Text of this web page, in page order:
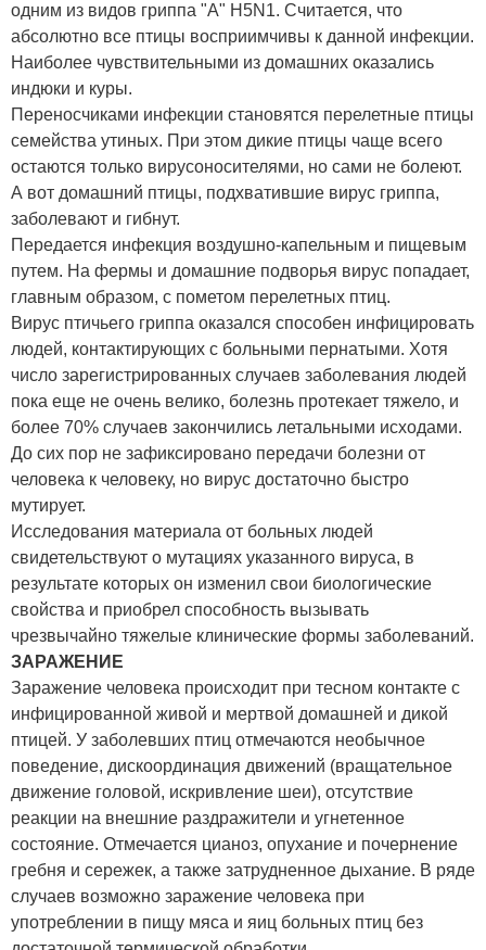
одним из видов гриппа "А" H5N1. Считается, что
абсолютно все птицы восприимчивы к данной инфекции.
Наиболее чувствительными из домашних оказались
индюки и куры.
Переносчиками инфекции становятся перелетные птицы
семейства утиных. При этом дикие птицы чаще всего
остаются только вирусоносителями, но сами не болеют.
А вот домашний птицы, подхватившие вирус гриппа,
заболевают и гибнут.
Передается инфекция воздушно-капельным и пищевым
путем. На фермы и домашние подворья вирус попадает,
главным образом, с пометом перелетных птиц.
Вирус птичьего гриппа оказался способен инфицировать
людей, контактирующих с больными пернатыми. Хотя
число зарегистрированных случаев заболевания людей
пока еще не очень велико, болезнь протекает тяжело, и
более 70% случаев закончились летальными исходами.
До сих пор не зафиксировано передачи болезни от
человека к человеку, но вирус достаточно быстро
мутирует.
Исследования материала от больных людей
свидетельствуют о мутациях указанного вируса, в
результате которых он изменил свои биологические
свойства и приобрел способность вызывать
чрезвычайно тяжелые клинические формы заболеваний.
ЗАРАЖЕНИЕ
Заражение человека происходит при тесном контакте с
инфицированной живой и мертвой домашней и дикой
птицей. У заболевших птиц отмечаются необычное
поведение, дискоординация движений (вращательное
движение головой, искривление шеи), отсутствие
реакции на внешние раздражители и угнетенное
состояние. Отмечается цианоз, опухание и почернение
гребня и сережек, а также затрудненное дыхание. В ряде
случаев возможно заражение человека при
употреблении в пищу мяса и яиц больных птиц без